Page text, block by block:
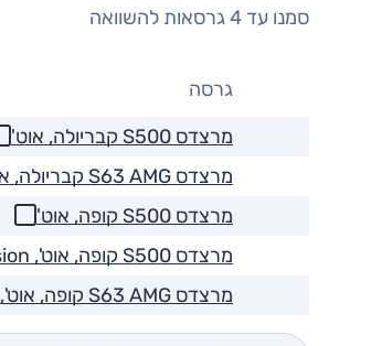
סמנו עד 4 גרסאות להשוואה
גרסה
מרצדס S500 קבריולה, אוט'
מרצדס S63 AMG קבריולה, אוט', 4*4
מרצדס S500 קופה, אוט'
מרצדס S500 קופה, אוט', 4x4, Vision
מרצדס S63 AMG קופה, אוט', 4x4